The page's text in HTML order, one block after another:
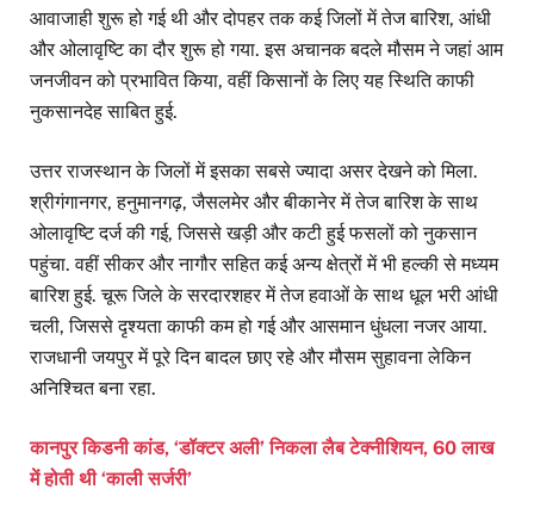
आवाजाही शुरू हो गई थी और दोपहर तक कई जिलों में तेज बारिश, आंधी
और ओलावृष्टि का दौर शुरू हो गया. इस अचानक बदले मौसम ने जहां आम
जनजीवन को प्रभावित किया, वहीं किसानों के लिए यह स्थिति काफी
नुकसानदेह साबित हुई.
उत्तर राजस्थान के जिलों में इसका सबसे ज्यादा असर देखने को मिला.
श्रीगंगानगर, हनुमानगढ़, जैसलमेर और बीकानेर में तेज बारिश के साथ
ओलावृष्टि दर्ज की गई, जिससे खड़ी और कटी हुई फसलों को नुकसान
पहुंचा. वहीं सीकर और नागौर सहित कई अन्य क्षेत्रों में भी हल्की से मध्यम
बारिश हुई. चूरू जिले के सरदारशहर में तेज हवाओं के साथ धूल भरी आंधी
चली, जिससे दृश्यता काफी कम हो गई और आसमान धुंधला नजर आया.
राजधानी जयपुर में पूरे दिन बादल छाए रहे और मौसम सुहावना लेकिन
अनिश्चित बना रहा.
कानपुर किडनी कांड, ‘डॉक्टर अली’ निकला लैब टेक्नीशियन, 60 लाख
में होती थी ‘काली सर्जरी’